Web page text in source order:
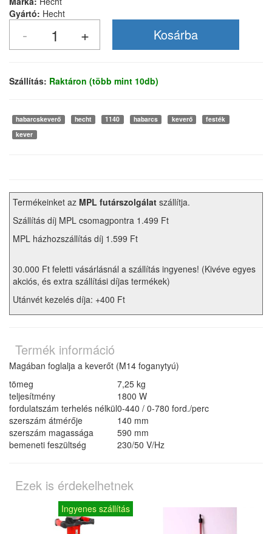
Gyártó: Hecht
Szállítás: Raktáron (több mint 10db)
habarcskeverő hecht 1140 habarcs keverő
festék
kever
Termékeinket az MPL futárszolgálat szállítja.
Szállítás díj MPL csomagpontra 1.499 Ft
MPL házhozszállítás díj 1.599 Ft
30.000 Ft feletti vásárlásnál a szállítás ingyenes! (Kivéve egyes
akciós, és extra szállítási díjas termékek)
Utánvét kezelés díja: +400 Ft
Termék információ
Magában foglalja a keverőt (M14 foganytyú)
tömeg
7,25 kg
teljesítmény
1800 W
fordulatszám terhelés nélkül0-440 / 0-780 ford./perc
szerszám átmérője
140 mm
szerszám magassága
590 mm
bemeneti feszültség
230/50 V/Hz
Ezek is érdekelhetnek
Ingyenes szállítás